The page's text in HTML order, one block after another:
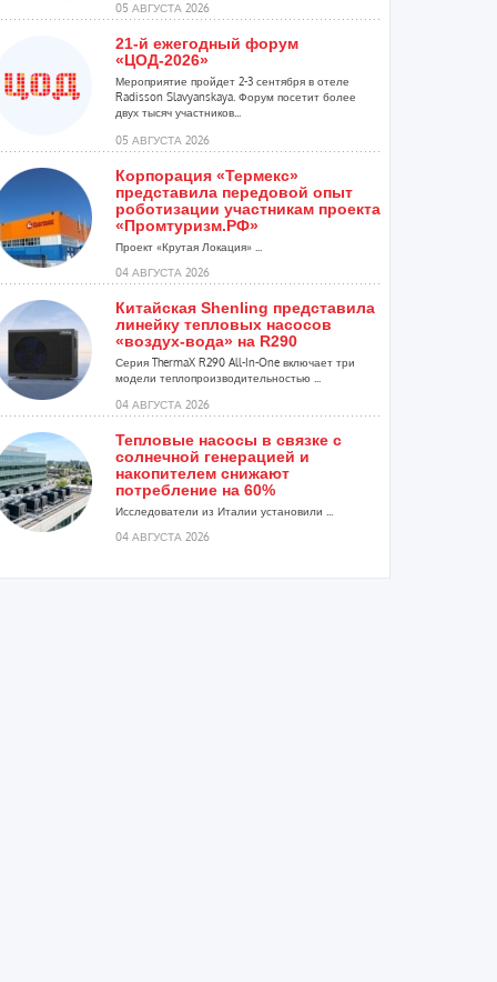
05 АВГУСТА 2026
21-й ежегодный форум
«ЦОД-2026»
Мероприятие пройдет 2-3 сентября в отеле
Radisson Slavyanskaya. Форум посетит более
двух тысяч участников...
05 АВГУСТА 2026
Корпорация «Термекс»
представила передовой опыт
роботизации участникам проекта
«Промтуризм.РФ»
Проект «Крутая Локация» ...
04 АВГУСТА 2026
Китайская Shenling представила
линейку тепловых насосов
«воздух-вода» на R290
Серия ThermaX R290 All-In-One включает три
модели теплопроизводительностью ...
04 АВГУСТА 2026
Тепловые насосы в связке с
солнечной генерацией и
накопителем снижают
потребление на 60%
Исследователи из Италии установили ...
04 АВГУСТА 2026